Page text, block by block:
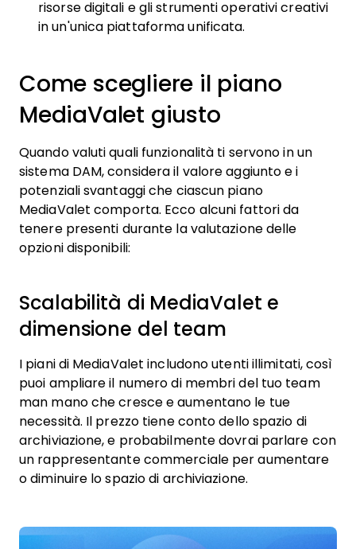
risorse digitali e gli strumenti operativi creativi
in un'unica piattaforma unificata.
Come scegliere il piano
MediaValet giusto
Quando valuti quali funzionalità ti servono in un
sistema DAM, considera il valore aggiunto e i
potenziali svantaggi che ciascun piano
MediaValet comporta. Ecco alcuni fattori da
tenere presenti durante la valutazione delle
opzioni disponibili:
Scalabilità di MediaValet e
dimensione del team
I piani di MediaValet includono utenti illimitati, così
puoi ampliare il numero di membri del tuo team
man mano che cresce e aumentano le tue
necessità. Il prezzo tiene conto dello spazio di
archiviazione, e probabilmente dovrai parlare con
un rappresentante commerciale per aumentare
o diminuire lo spazio di archiviazione.